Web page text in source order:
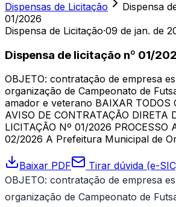
Dispensas de Licitação
Dispensa
01/2026
Dispensa de Licitação·09 de jan. de
Dispensa de licitação nº 01/
OBJETO: contratação de empresa
organização de Campeonato de
amador e veterano BAIXAR TODOS
AVISO DE CONTRATAÇÃO DIRETA
LICITAÇÃO Nº 01/2026 PROCESSO
02/2026 A Prefeitura Municipal de
Baixar PDF
Tirar dúvida (e-
OBJETO: contratação de empresa
organização de Campeonato de